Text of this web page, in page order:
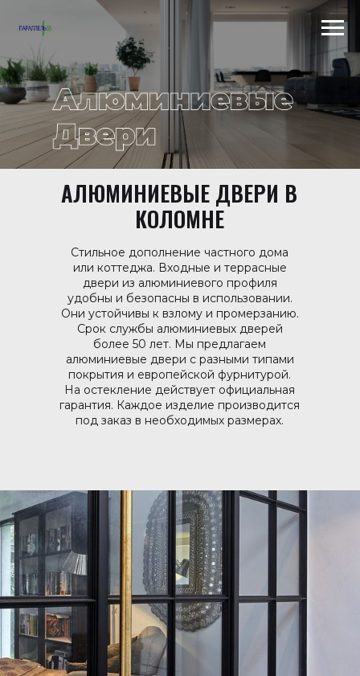
Scroll to top →
АЛЮМИНИЕВЫЕ ДВЕРИ В
КОЛОМНЕ
Стильное дополнение частного дома
или коттеджа. Входные и террасные
двери из алюминиевого профиля
удобны и безопасны в использовании.
Они устойчивы к взлому и промерзанию.
Срок службы алюминиевых дверей
более 50 лет. Мы предлагаем
алюминиевые двери с разными типами
покрытия и европейской фурнитурой.
На остекление действует официальная
гарантия. Каждое изделие производится
под заказ в необходимых размерах.